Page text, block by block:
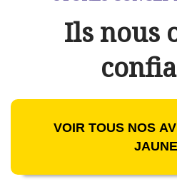
Ils nous
VOIR TOUS NOS